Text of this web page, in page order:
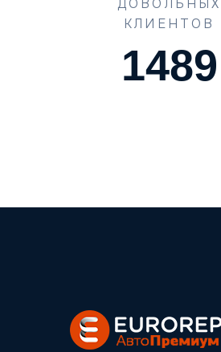
ДОВОЛЬНЫХ
КЛИЕНТОВ
1489